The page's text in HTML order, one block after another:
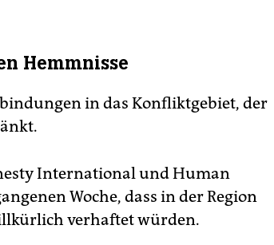
Hemmnisse
in das Konfliktgebiet, der
International und Human
Woche, dass in der Region
verhaftet würden.